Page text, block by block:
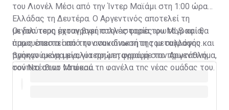
του Λιονέλ Μέσι από την Ίντερ Μαϊάμι στη 1:00 ώρα
Ελλάδας τη Δευτέρα. Ο Αργεντινός αποτελεί τη
μεγαλύτερη μεταγραφή στην ιστορία του MLS και θα
παρουσιαστεί από τον συνιδιοκτήτη του συλλόγου και
προηγούμενη μεγαλύτερη μεταγραφή στο πρωτάθλημα,
τον Ντέιβιντ Μπέκαμ.
Οι δυο τους έχουν βγει πολλές φορές φωτογραφία,
όμως έπειτα από την ανακοίνωση της μεταγραφής
βγήκαν ακόμα μία, για πρώτη φορά με τον Αργεντινό
σούπερ σταρ να φορά τη φανέλα της νέας ομάδας του.